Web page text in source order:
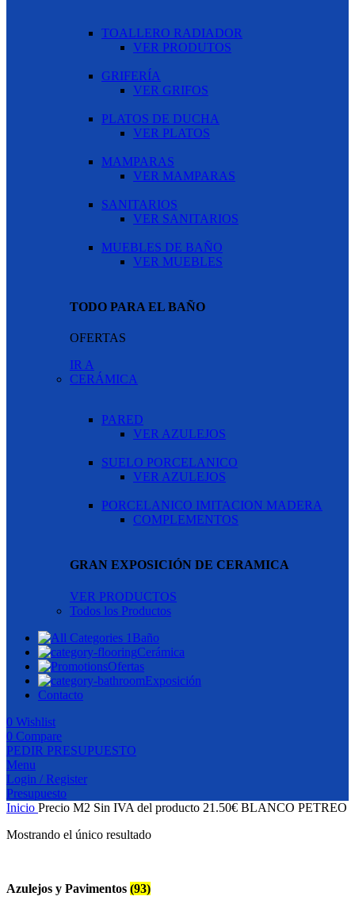
TOALLERO RADIADOR
VER PRODUTOS
GRIFERÍA
VER GRIFOS
PLATOS DE DUCHA
VER PLATOS
MAMPARAS
VER MAMPARAS
SANITARIOS
VER SANITARIOS
MUEBLES DE BAÑO
VER MUEBLES
TODO PARA EL BAÑO
OFERTAS
IR A
CERÁMICA
PARED
VER AZULEJOS
SUELO PORCELANICO
VER AZULEJOS
PORCELANICO IMITACION MADERA
COMPLEMENTOS
GRAN EXPOSICIÓN DE CERAMICA
VER PRODUCTOS
Todos los Productos
Baño
Cerámica
Ofertas
Exposición
Contacto
0 Wishlist
0 Compare
PEDIR PRESUPUESTO
Menu
Login / Register
Presupuesto
Inicio Precio M2 Sin IVA del producto 21.50€ BLANCO PETREO
Mostrando el único resultado
Azulejos y Pavimentos (93)